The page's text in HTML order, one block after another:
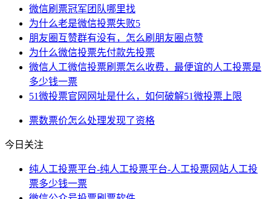
微信刷票冠军团队哪里找
为什么老是微信投票失败5
朋友圈互赞群有没有，怎么刷朋友圈点赞
为什么微信投票先付款先投票
微信人工微信投票刷票怎么收费，最便谊的人工投票是
多少钱一票
51微投票官网网址是什么，如何破解51微投票上限
票数票价怎么处理发现了资格
今日关注
纯人工投票平台-纯人工投票平台-人工投票网站人工投
票多少钱一票